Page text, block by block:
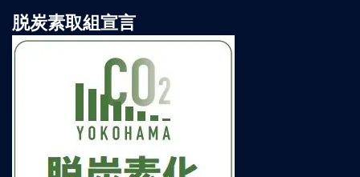
脱炭素取組宣言